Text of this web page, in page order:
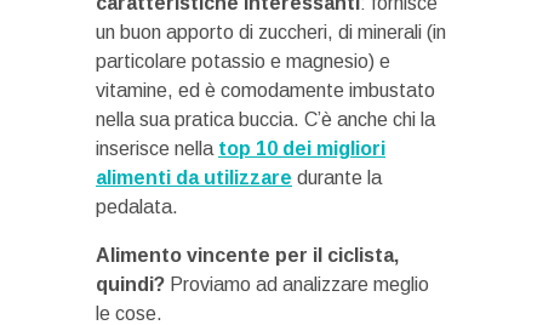
un buon apporto di zuccheri, di minerali (in
particolare potassio e magnesio) e
vitamine, ed è comodamente imbustato
nella sua pratica buccia. C’è anche chi la
inserisce nella top 10 dei migliori
alimenti da utilizzare durante la
pedalata.
Alimento vincente per il ciclista,
quindi? Proviamo ad analizzare meglio
le cose.